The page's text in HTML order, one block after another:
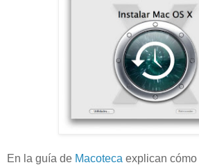
En la guía de Macoteca explican